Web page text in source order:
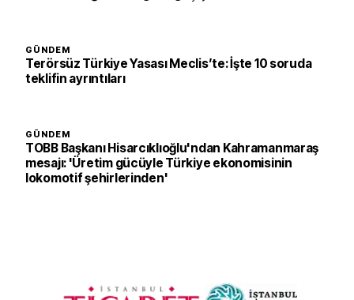
GÜNDEM
Terörsüz Türkiye Yasası Meclis’te: İşte 10 soruda
teklifin ayrıntıları
GÜNDEM
TOBB Başkanı Hisarcıklıoğlu'ndan Kahramanmaraş
mesajı: 'Üretim gücüyle Türkiye ekonomisinin
lokomotif şehirlerinden'